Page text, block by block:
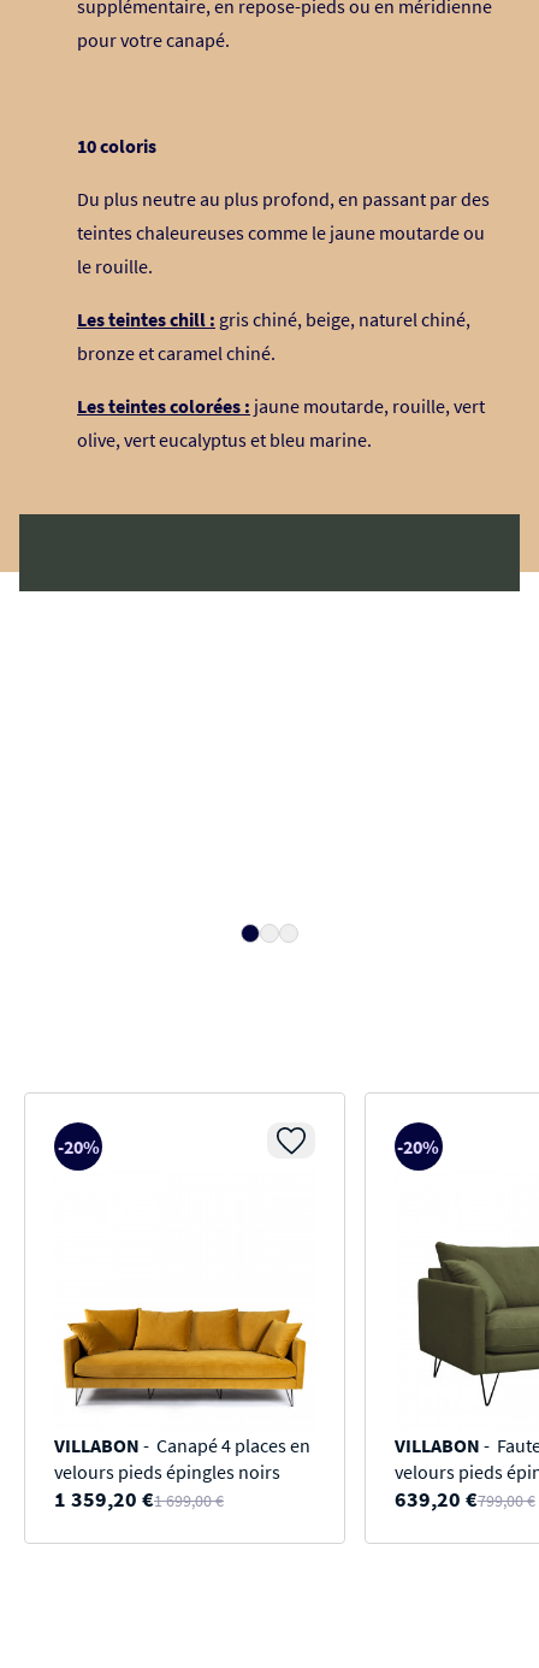
supplémentaire, en repose-pieds ou en méridienne
pour votre canapé.
10 coloris
Du plus neutre au plus profond, en passant par des
teintes chaleureuses comme le jaune moutarde ou
le rouille.
Les teintes chill : gris chiné, beige, naturel chiné,
bronze et caramel chiné.
Les teintes colorées : jaune moutarde, rouille, vert
olive, vert eucalyptus et bleu marine.
-20%
VILLABON - Canapé 4 places en
velours pieds épingles noirs
1 359,20 €1 699,00 €
-20%
VILLABON -
velours pieds
639,20 €799,00 €